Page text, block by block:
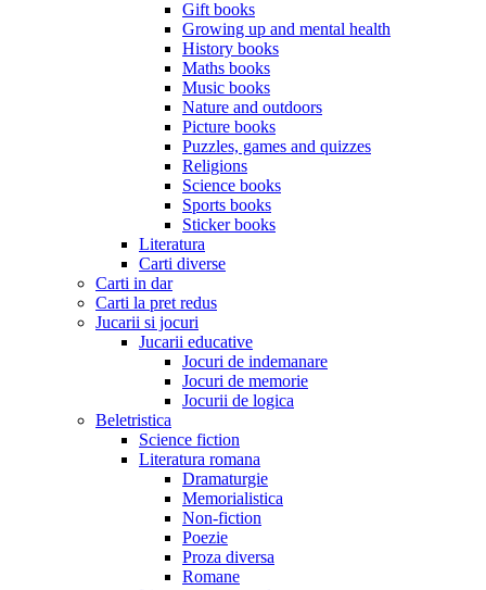
Gift books
Growing up and mental health
History books
Maths books
Music books
Nature and outdoors
Picture books
Puzzles, games and quizzes
Religions
Science books
Sports books
Sticker books
Literatura
Carti diverse
Carti in dar
Carti la pret redus
Jucarii si jocuri
Jucarii educative
Jocuri de indemanare
Jocuri de memorie
Jocurii de logica
Beletristica
Science fiction
Literatura romana
Dramaturgie
Memorialistica
Non-fiction
Poezie
Proza diversa
Romane